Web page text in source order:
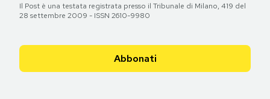
Il Post è una testata registrata presso il Tribunale di Milano, 419 del
28 settembre 2009 - ISSN 2610-9980
Abbonati